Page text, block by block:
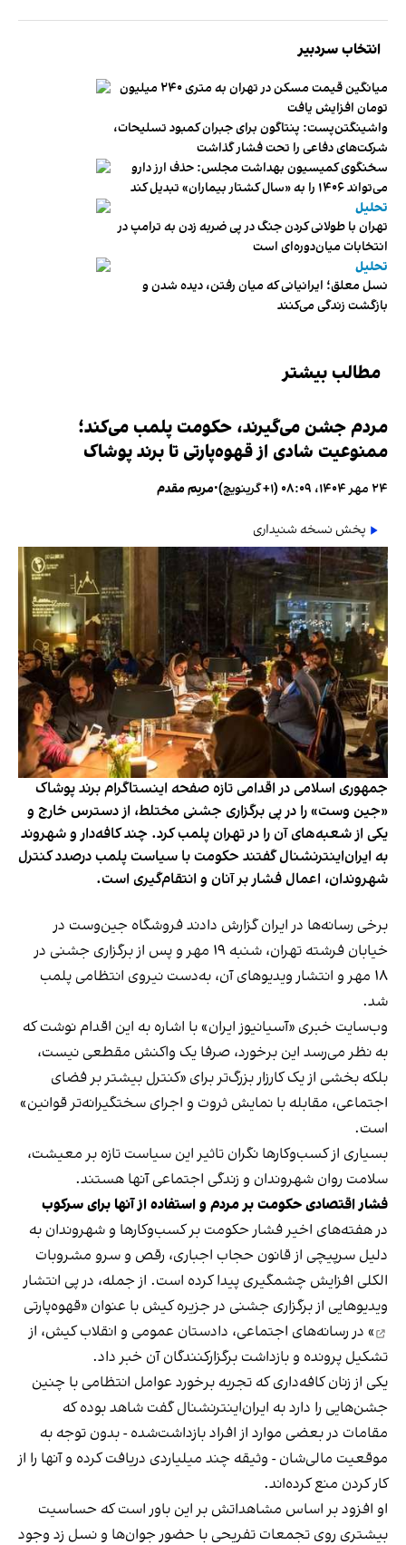
انتخاب سردبیر
میانگین قیمت مسکن در تهران به متری ۲۴۰ میلیون
تومان افزایش یافت
واشینگتن‌پست: پنتاگون برای جبران کمبود تسلیحات،
شرکت‌های دفاعی را تحت فشار گذاشت
سخنگوی کمیسیون بهداشت مجلس: حذف ارز دارو
می‌تواند ۱۴۰۶ را به «سال کشتار بیماران» تبدیل کند
تحلیل
تهران با طولانی کردن جنگ در پی ضربه زدن به ترامپ در
انتخابات میان‌دوره‌ای است
تحلیل
نسل معلق؛ ایرانیانی که میان رفتن، دیده شدن و
بازگشت زندگی می‌کنند
مطالب بیشتر
مردم جشن می‌گیرند، حکومت پلمب می‌کند؛
ممنوعیت شادی از قهوه‌پارتی تا برند پوشاک
۲۴ مهر ۱۴۰۴، ۰۸:۰۹ (‎+۱ گرینویچ) •مریم مقدم
پخش نسخه شنیداری
جمهوری اسلامی در اقدامی تازه صفحه اینستاگرام برند پوشاک
«جین وست» را در پی برگزاری جشنی مختلط، از دسترس خارج و
یکی از شعبه‌های آن را در تهران پلمب کرد. چند کافه‌‌دار و شهروند
به ایران‌اینترنشنال گفتند حکومت با سیاست پلمب درصدد کنترل
شهروندان، اعمال فشار بر آنان و انتقام‌گیری است.
برخی رسانه‌ها در ایران گزارش دادند فروشگاه جین‌وست در
خیابان فرشته تهران، شنبه ۱۹ مهر و پس از برگزاری جشنی در
۱۸ مهر و انتشار ویدیوهای آن، به‌دست نیروی انتظامی پلمب
شد.
وب‌سایت خبری «آسیانیوز ایران» با اشاره به این اقدام نوشت که
به نظر می‌رسد این برخورد، صرفا یک واکنش مقطعی نیست،
بلکه بخشی از یک کارزار بزرگ‌تر برای «کنترل بیشتر بر فضای
اجتماعی، مقابله با نمایش ثروت و اجرای سختگیرانه‌تر قوانین»
است.
بسیاری از کسب‌وکارها نگران تاثیر این سیاست‌ تازه بر معیشت،
سلامت روان شهروندان و زندگی اجتماعی آنها هستند.
فشار اقتصادی حکومت بر مردم و استفاده از آنها برای سرکوب
در هفته‌های اخیر فشار حکومت بر کسب‌وکارها و شهروندان به
دلیل سرپیچی از قانون حجاب اجباری، رقص و سرو مشروبات
الکلی افزایش چشمگیری پیدا کرده است. از جمله، در پی انتشار
ویدیوهایی از برگزاری جشنی در جزیره کیش با عنوان «قهوه‌پارتی
» در رسانه‌های اجتماعی، دادستان عمومی و انقلاب کیش، از
تشکیل پرونده و بازداشت برگزارکنندگان آن خبر داد.
یکی از زنان کافه‌داری که تجربه برخورد عوامل انتظامی با چنین
جشن‌هایی را دارد به ایران‌اینترنشنال گفت شاهد بوده که
مقامات در بعضی موارد از افراد بازداشت‌‌شده - بدون توجه به
موقعیت مالی‌شان - وثیقه چند میلیاردی دریافت کرده و آنها را از
کار کردن منع کرده‌اند.
او افزود بر اساس مشاهداتش بر این باور است که حساسیت
بیشتری روی تجمعات تفریحی با حضور جوان‌ها و نسل زد وجود